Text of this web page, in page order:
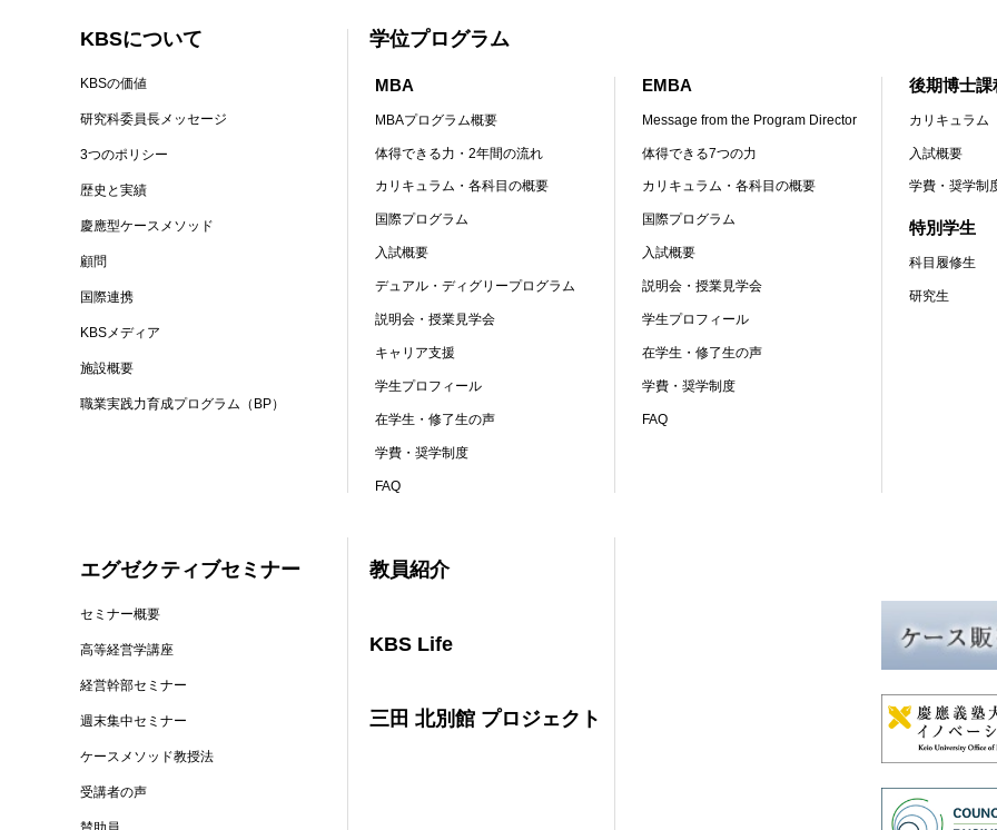
KBSについて
KBSの価値
研究科委員長メッセージ
3つのポリシー
歴史と実績
慶應型ケースメソッド
顧問
国際連携
KBSメディア
施設概要
職業実践力育成プログラム（BP）
学位プログラム
MBA
MBAプログラム概要
体得できる力・2年間の流れ
カリキュラム・各科目の概要
国際プログラム
入試概要
デュアル・ディグリープログラム
説明会・授業見学会
キャリア支援
学生プロフィール
在学生・修了生の声
学費・奨学制度
FAQ
EMBA
Message from the Program Director
体得できる7つの力
カリキュラム・各科目の概要
国際プログラム
入試概要
説明会・授業見学会
学生プロフィール
在学生・修了生の声
学費・奨学制度
FAQ
後期博士課
カリキュラム
入試概要
学費・奨学制
特別学生
科目履修生
研究生
エグゼクティブセミナー
セミナー概要
高等経営学講座
経営幹部セミナー
週末集中セミナー
ケースメソッド教授法
受講者の声
教員紹介
KBS Life
三田 北別館 プロジェクト